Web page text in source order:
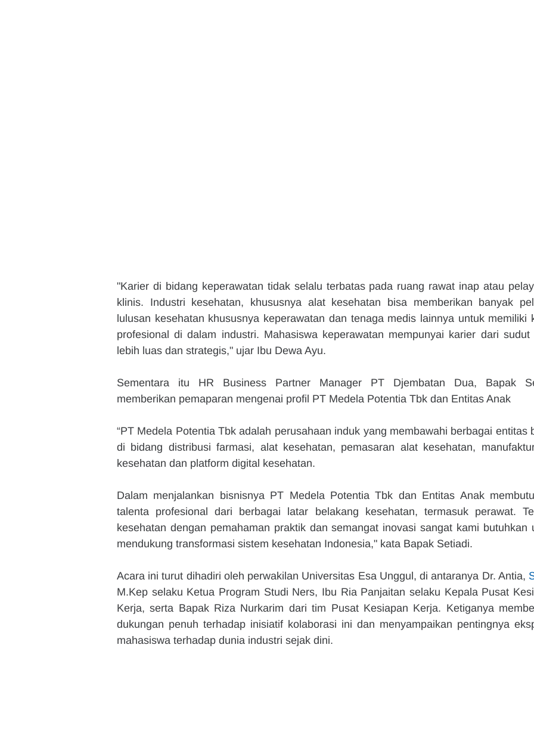
"Karier di bidang keperawatan tidak selalu terbatas pada ruang rawat inap atau
klinis. Industri kesehatan, khususnya alat kesehatan bisa memberikan banyak
lulusan kesehatan khususnya keperawatan dan tenaga medis lainnya untuk memiliki
profesional di dalam industri. Mahasiswa keperawatan mempunyai karier dari sudut
lebih luas dan strategis," ujar Ibu Dewa Ayu.
Sementara itu HR Business Partner Manager PT Djembatan Dua, Bapak
memberikan pemaparan mengenai profil PT Medela Potentia Tbk dan Entitas Anak
“PT Medela Potentia Tbk adalah perusahaan induk yang membawahi berbagai entitas
di bidang distribusi farmasi, alat kesehatan, pemasaran alat kesehatan,
kesehatan dan platform digital kesehatan.
Dalam menjalankan bisnisnya PT Medela Potentia Tbk dan Entitas Anak
talenta profesional dari berbagai latar belakang kesehatan, termasuk perawat.
kesehatan dengan pemahaman praktik dan semangat inovasi sangat kami butuhkan
mendukung transformasi sistem kesehatan Indonesia," kata Bapak Setiadi.
Acara ini turut dihadiri oleh perwakilan Universitas Esa Unggul, di antaranya Dr. Antia,
M.Kep selaku Ketua Program Studi Ners, Ibu Ria Panjaitan selaku Kepala Pusat
Kerja, serta Bapak Riza Nurkarim dari tim Pusat Kesiapan Kerja. Ketiganya
dukungan penuh terhadap inisiatif kolaborasi ini dan menyampaikan pentingnya
mahasiswa terhadap dunia industri sejak dini.